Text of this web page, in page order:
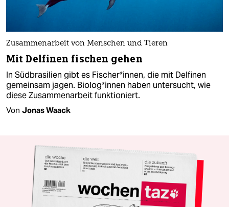
Zusammenarbeit von Menschen und Tieren
Mit Delfinen fischen gehen
In Südbrasilien gibt es Fischer*innen, die mit Delfinen
gemeinsam jagen. Bio­lo­g*in­nen haben untersucht, wie
diese Zusammenarbeit funktioniert.
Von Jonas Waack